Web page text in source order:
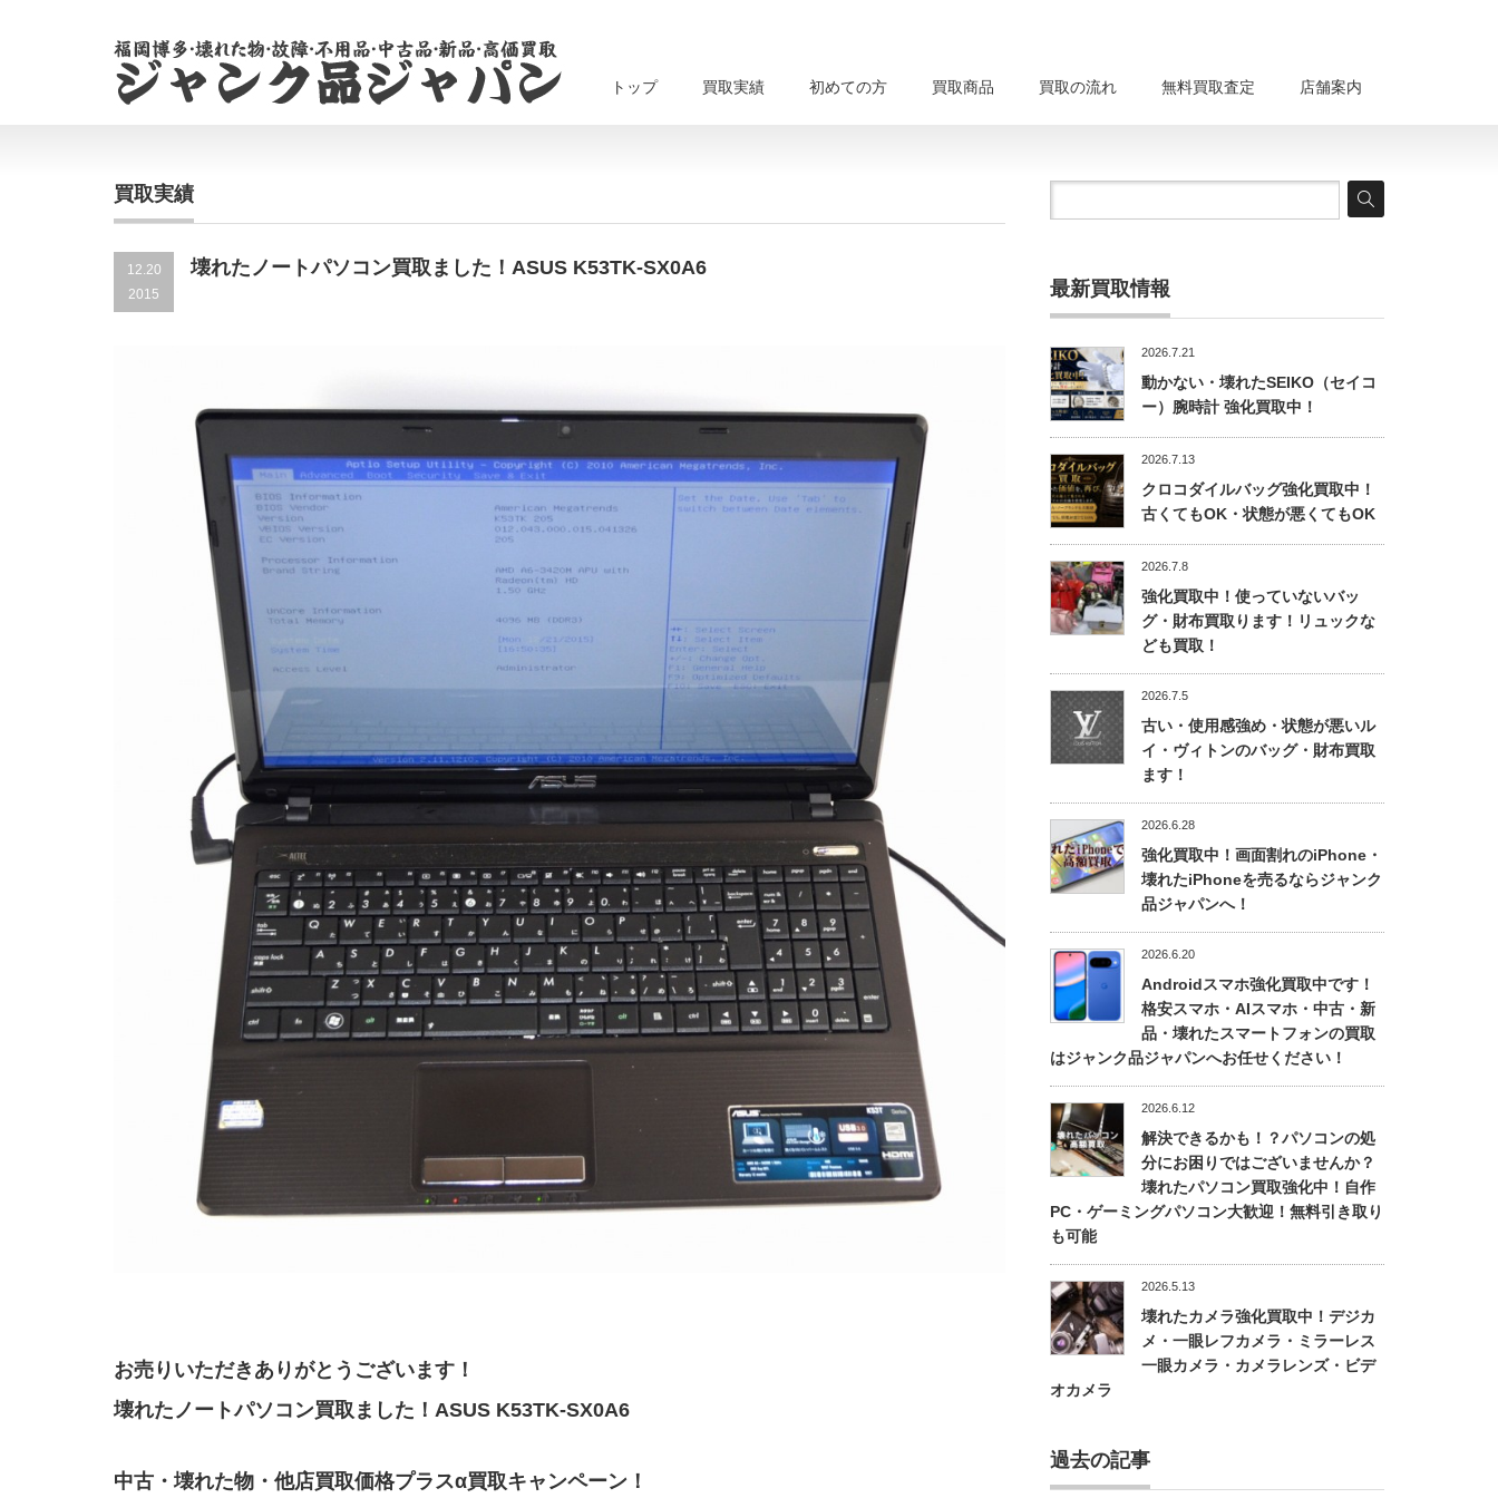
トップ 買取実績 初めての方 買取商品 買取の流れ 無料買取査定 店舗案内
買取実績
12.20
2015
壊れたノートパソコン買取ました！ASUS K53TK-SX0A6
お売りいただきありがとうございます！
壊れたノートパソコン買取ました！ASUS K53TK-SX0A6
中古・壊れた物・他店買取価格プラスα買取キャンペーン！
最新買取情報
2026.7.21
動かない・壊れたSEIKO（セイコ
ー）腕時計 強化買取中！
2026.7.13
クロコダイルバッグ強化買取中！
古くてもOK・状態が悪くてもOK
2026.7.8
強化買取中！使っていないバッ
グ・財布買取ります！リュックな
ども買取！
2026.7.5
古い・使用感強め・状態が悪いル
イ・ヴィトンのバッグ・財布買取
ます！
2026.6.28
強化買取中！画面割れのiPhone・
壊れたiPhoneを売るならジャンク
品ジャパンへ！
2026.6.20
Androidスマホ強化買取中です！
格安スマホ・AIスマホ・中古・新
品・壊れたスマートフォンの買取
はジャンク品ジャパンへお任せください！
2026.6.12
解決できるかも！？パソコンの処
分にお困りではございませんか？
壊れたパソコン買取強化中！自作
PC・ゲーミングパソコン大歓迎！無料引き取り
も可能
2026.5.13
壊れたカメラ強化買取中！デジカ
メ・一眼レフカメラ・ミラーレス
一眼カメラ・カメラレンズ・ビデ
オカメラ
過去の記事